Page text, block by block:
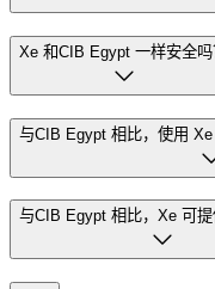
Xe 和CIB Egypt 一样安全吗
与CIB Egypt 相比，使用 Xe
与CIB Egypt 相比，Xe 可提